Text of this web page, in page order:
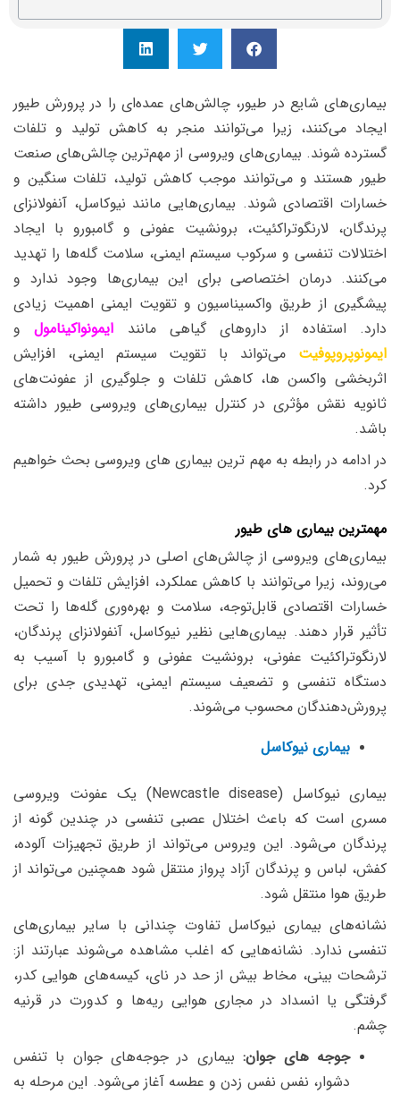
بیماری‌های شایع در طیور، چالش‌های عمده‌ای را در پرورش طیور
ایجاد می‌کنند، زیرا می‌توانند منجر به کاهش تولید و تلفات
گسترده شوند. بیماری‌های ویروسی از مهم‌ترین چالش‌های صنعت
طیور هستند و می‌توانند موجب کاهش تولید، تلفات سنگین و
خسارات اقتصادی شوند. بیماری‌هایی مانند نیوکاسل، آنفولانزای
پرندگان، لارنگوتراکئیت، برونشیت عفونی و گامبورو با ایجاد
اختلالات تنفسی و سرکوب سیستم ایمنی، سلامت گله‌ها را تهدید
می‌کنند. درمان اختصاصی برای این بیماری‌ها وجود ندارد و
پیشگیری از طریق واکسیناسیون و تقویت ایمنی اهمیت زیادی
دارد. استفاده از داروهای گیاهی مانند ایمونواکینامولو
ایمونوپروپوفیت می‌تواند با تقویت سیستم ایمنی، افزایش
اثربخشی واکسن ها، کاهش تلفات و جلوگیری از عفونت‌های
ثانویه نقش مؤثری در کنترل بیماری‌های ویروسی طیور داشته
باشد.
در ادامه در رابطه به مهم ترین بیماری های ویروسی بحث خواهیم
کرد.
مهمترین بیماری های طیور
بیماری‌های ویروسی از چالش‌های اصلی در پرورش طیور به شمار
می‌روند، زیرا می‌توانند با کاهش عملکرد، افزایش تلفات و تحمیل
خسارات اقتصادی قابل‌توجه، سلامت و بهره‌وری گله‌ها را تحت
تأثیر قرار دهند. بیماری‌هایی نظیر نیوکاسل، آنفولانزای پرندگان،
لارنگوتراکئیت عفونی، برونشیت عفونی و گامبورو با آسیب به
دستگاه تنفسی و تضعیف سیستم ایمنی، تهدیدی جدی برای
پرورش‌دهندگان محسوب می‌شوند.
بیماری نیوکاسل
بیماری نیوکاسل (Newcastle disease) یک عفونت ویروسی
مسری است که باعث اختلال عصبی تنفسی در چندین گونه از
پرندگان می‌شود. این ویروس می‌تواند از طریق تجهیزات آلوده،
کفش، لباس و پرندگان آزاد پرواز منتقل شود همچنین می‌تواند از
طریق هوا منتقل شود.
نشانه‌های بیماری نیوکاسل تفاوت چندانی با سایر بیماری‌های
تنفسی ندارد. نشانه‌هایی که اغلب مشاهده می‌شوند عبارتند از:
ترشحات بینی، مخاط بیش از حد در نای، کیسه‌های هوایی کدر،
گرفتگی یا انسداد در مجاری هوایی ریه‌ها و کدورت در قرنیه
چشم.
جوجه های جوان:بیماری در جوجه‌های جوان با تنفس
دشوار، نفس نفس زدن و عطسه آغاز می‌شود. این مرحله به